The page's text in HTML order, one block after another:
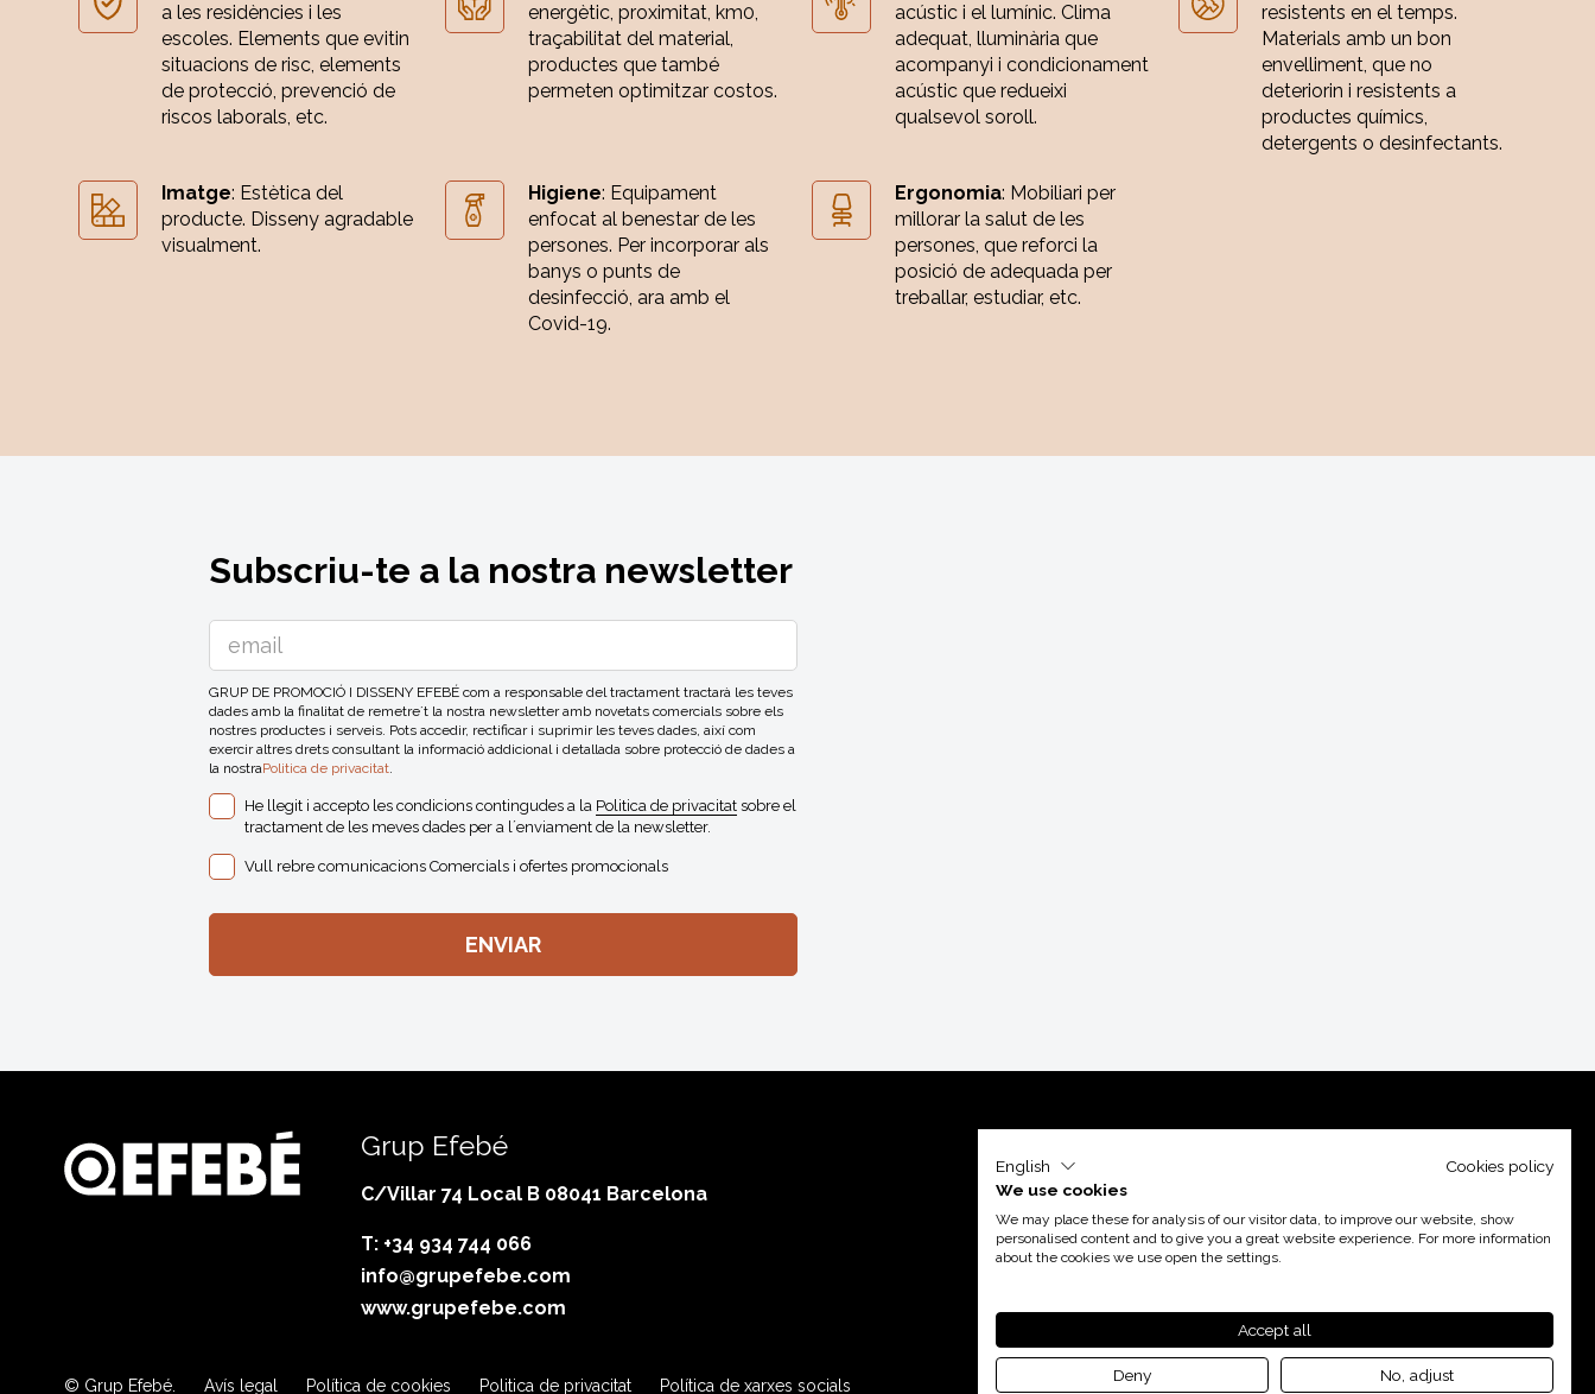
a les residències i les
escoles. Elements que evitin
situacions de risc, elements
de protecció, prevenció de
riscos laborals, etc.
energètic, proximitat, km0,
traçabilitat del material,
productes que també
permeten optimitzar costos.
acústic i el lumínic. Clima
adequat, lluminària que
acompanyi i condicionament
acústic que redueixi
qualsevol soroll.
resistents en el temps.
Materials amb un bon
envelliment, que no
deteriorin i resistents a
productes químics,
detergents o desinfectants.
Imatge: Estètica del
producte. Disseny agradable
visualment.
Higiene: Equipament
enfocat al benestar de les
persones. Per incorporar als
banys o punts de
desinfecció, ara amb el
Covid-19.
Ergonomia: Mobiliari per
millorar la salut de les
persones, que reforci la
posició de adequada per
treballar, estudiar, etc.
Subscriu-te a la nostra newsletter
GRUP DE PROMOCIÓ I DISSENY EFEBÉ com a responsable del tractament tractarà les teves
dades amb la finalitat de remetre´t la nostra newsletter amb novetats comercials sobre els
nostres productes i serveis. Pots accedir, rectificar i suprimir les teves dades, així com
exercir altres drets consultant la informació addicional i detallada sobre protecció de dades a
la nostraPolitica de privacitat.
He llegit i accepto les condicions contingudes a la Politica de privacitatsobre el
tractament de les meves dades per a l´enviament de la newsletter.
Vull rebre comunicacions Comercials i ofertes promocionals
Grup Efebé
C/Villar 74 Local B 08041 Barcelona
T: +34 934 744 066
info@grupefebe.com
www.grupefebe.com
© Grup Efebé. Avís legal Política de cookies Politica de privacitat Política de xarxes socials By 100X100NET
English
Cookies policy
We use cookies
We may place these for analysis of our visitor data, to improve our website, show
personalised content and to give you a great website experience. For more information
about the cookies we use open the settings.
Accept all
Deny No, adjust